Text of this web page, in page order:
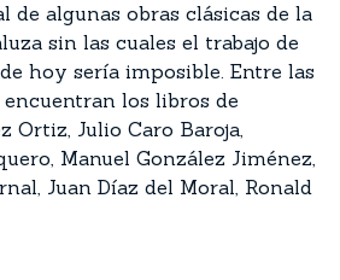
de algunas obras clásicas de la
sin las cuales el trabajo de
hoy sería imposible. Entre las
encuentran los libros de
Ortiz, Julio Caro Baroja,
Manuel González Jiménez,
Juan Díaz del Moral, Ronald